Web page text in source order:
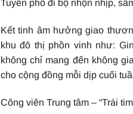
Tuyến phố đi bộ nhộn nhịp,
Kết tinh âm hưởng giao
khu đô thị phồn vinh như:
không chỉ mang đến không
cho cộng đồng mỗi dịp cuối
Công viên Trung tâm – “Trái